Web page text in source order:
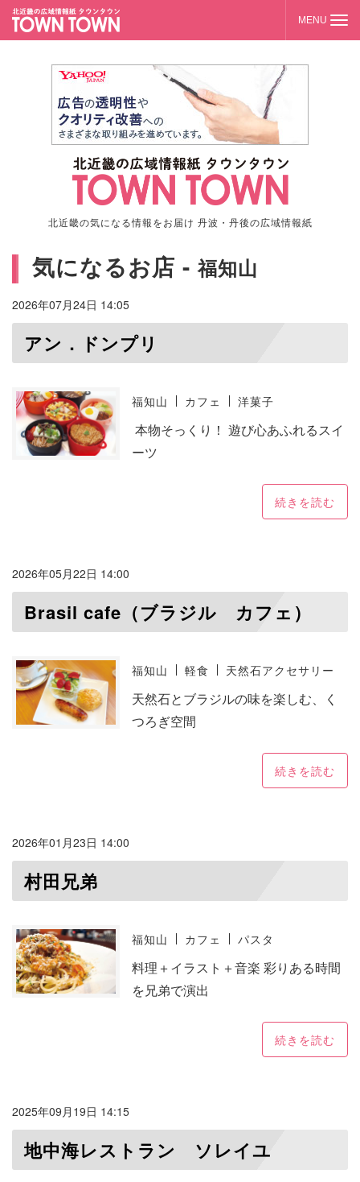
北近畿の気になる情報をお届け 丹波・丹後の広域情報紙
気になるお店 -福知山
2026年07月24日 14:05
アン．ドンプリ
福知山 カフェ 洋菓子
本物そっくり！ 遊び心あふれるスイ
ーツ
続きを読む
2026年05月22日 14:00
Brasil cafe（ブラジル カフェ）
福知山 軽食 天然石アクセサリー
天然石とブラジルの味を楽しむ、く
つろぎ空間
続きを読む
2026年01月23日 14:00
村田兄弟
福知山 カフェ パスタ
料理＋イラスト＋音楽 彩りある時間
を兄弟で演出
続きを読む
2025年09月19日 14:15
地中海レストラン ソレイユ